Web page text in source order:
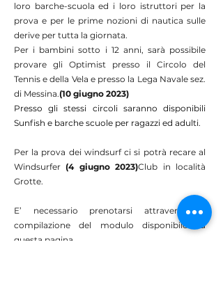
loro barche-scuola ed i loro istruttori per la
prova e per le prime nozioni di nautica sulle
derive per tutta la giornata.
Per i bambini sotto i 12 anni, sarà possibile
provare gli Optimist presso il Circolo del
Tennis e della Vela e presso la Lega Navale sez.
di Messina.(10 giugno 2023)
Presso gli stessi circoli saranno disponibili
Sunfish e barche scuole per ragazzi ed adulti.
Per la prova dei windsurf ci si potrà recare al
Windsurfer(4 giugno 2023)Club in località
Grotte.
E’ necessario prenotarsi attraverso la
compilazione del modulo disponibile su
questa pagina.